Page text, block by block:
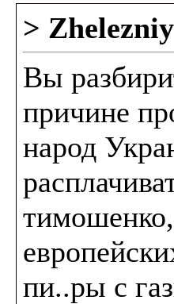
> Zhelezniy
Вы
причине
народ
тимошенко,
пи..ры с